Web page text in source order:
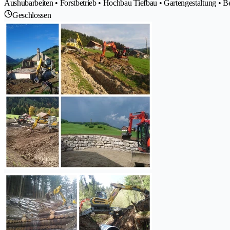
Aushubarbeiten • Forstbetrieb • Hochbau Tiefbau • Gartengestaltung •
Geschlossen